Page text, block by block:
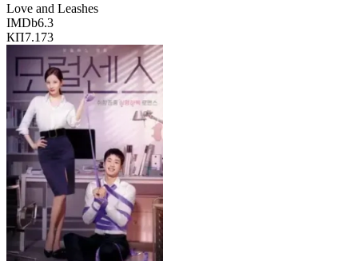
Love and Leashes
IMDb6.3
КП7.173